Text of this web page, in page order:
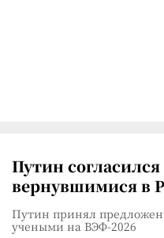
Путин
вернувшимися в
Путин принял
учеными на ВЭФ-2026